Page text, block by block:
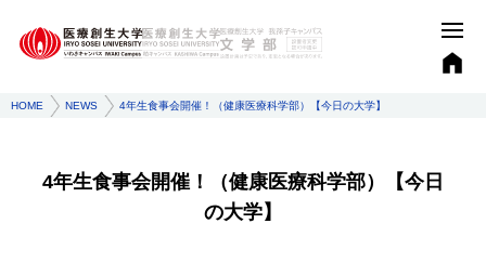
HOME NEWS 4年生食事会開催！（健康医療科学部）【今日の大学】
4年生食事会開催！（健康医療科学部）【今日
の大学】